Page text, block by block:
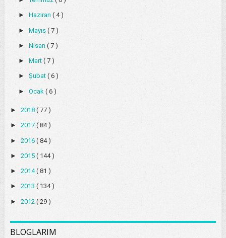
► Haziran ( 4 )
► Mayıs ( 7 )
► Nisan ( 7 )
► Mart ( 7 )
► Şubat ( 6 )
► Ocak ( 6 )
► 2018 ( 77 )
► 2017 ( 84 )
► 2016 ( 84 )
► 2015 ( 144 )
► 2014( 81 )
► 2013 ( 134 )
► 2012 ( 29 )
BLOGLARIM